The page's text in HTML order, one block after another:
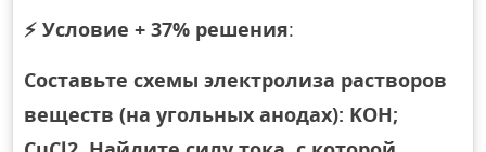
⚡ Условие + 37% решения:
Составьте схемы электролиза растворов
веществ (на угольных анодах): KOH;